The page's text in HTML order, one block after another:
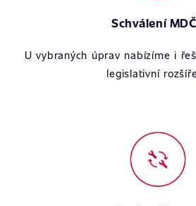
Schválení
U vybraných úprav nabízíme i
legislativní